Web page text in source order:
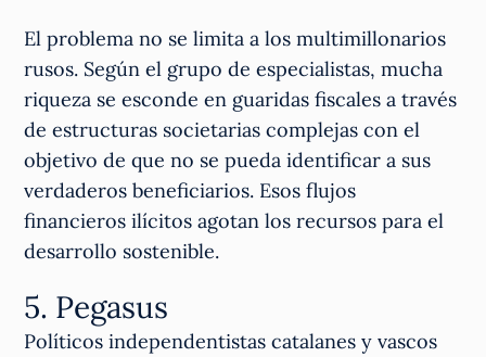
El problema no se limita a los multimillonarios
rusos. Según el grupo de especialistas, mucha
riqueza se esconde en guaridas fiscales a través
de estructuras societarias complejas con el
objetivo de que no se pueda identificar a sus
verdaderos beneficiarios. Esos flujos
financieros ilícitos agotan los recursos para el
desarrollo sostenible.
5. Pegasus
Políticos independentistas catalanes y vascos